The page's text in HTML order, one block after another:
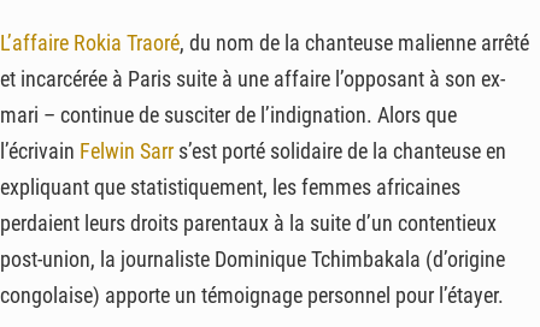
L’affaire Rokia Traoré, du nom de la chanteuse malienne arrêté
et incarcérée à Paris suite à une affaire l’opposant à son ex-
mari – continue de susciter de l’indignation. Alors que
l’écrivain Felwin Sarr s’est porté solidaire de la chanteuse en
expliquant que statistiquement, les femmes africaines
perdaient leurs droits parentaux à la suite d’un contentieux
post-union, la journaliste Dominique Tchimbakala (d’origine
congolaise) apporte un témoignage personnel pour l’étayer.